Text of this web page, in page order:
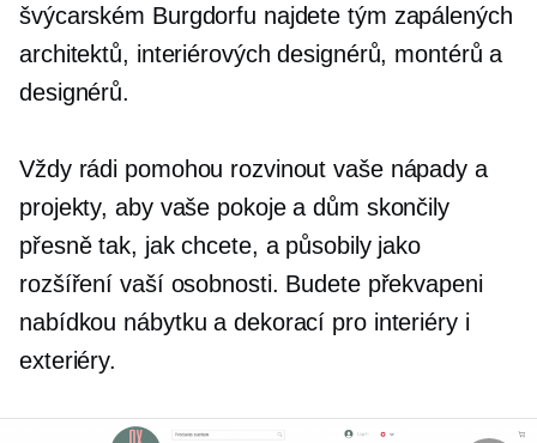
švýcarském Burgdorfu najdete tým zapálených
architektů, interiérových designérů, montérů a
designérů.
Vždy rádi pomohou rozvinout vaše nápady a
projekty, aby vaše pokoje a dům skončily
přesně tak, jak chcete, a působily jako
rozšíření vaší osobnosti. Budete překvapeni
nabídkou nábytku a dekorací pro interiéry i
exteriéry.